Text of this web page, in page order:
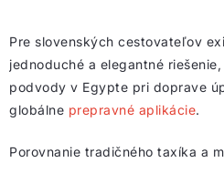
Pre slovenských cestovateľov
jednoduché a elegantné
podvody v Egypte pri doprave
globálne prepravné aplikácie.
Porovnanie tradičného taxíka a